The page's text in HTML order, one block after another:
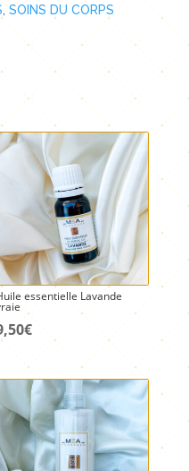
SOINS DU CORPS
essentielle Lavande
€